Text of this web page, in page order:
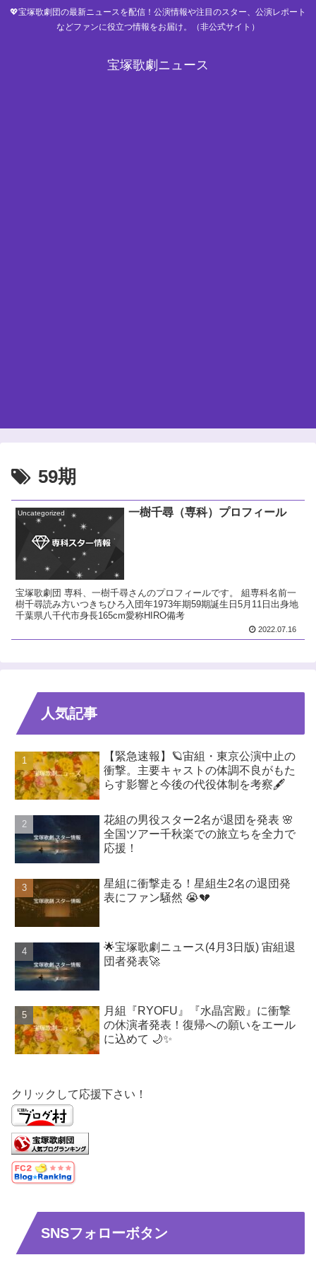
💖宝塚歌劇団の最新ニュースを配信！公演情報や注目のスター、公演レポート
などファンに役立つ情報をお届け。（非公式サイト）
宝塚歌劇ニュース
59期
Uncategorized 一樹千尋（専科）プロフィール
宝塚歌劇団 専科、一樹千尋さんのプロフィールです。 組専科名前一
樹千尋読み方いつきちひろ入団年1973年期59期誕生日5月11日出身地
千葉県八千代市身長165cm愛称HIRO備考
2022.07.16
人気記事
【緊急速報】🪐宙組・東京公演中止の
衝撃。主要キャストの体調不良がもた
らす影響と今後の代役体制を考察🖋️
花組の男役スター2名が退団を発表 🌸
全国ツアー千秋楽での旅立ちを全力で
応援！
星組に衝撃走る！星組生2名の退団発
表にファン騒然 😭💔
🌟宝塚歌劇ニュース(4月3日版) 宙組退
団者発表🚀
月組『RYOFU』『水晶宮殿』に衝撃
の休演者発表！復帰への願いをエール
に込めて 🌙✨
クリックして応援下さい！
SNSフォローボタン